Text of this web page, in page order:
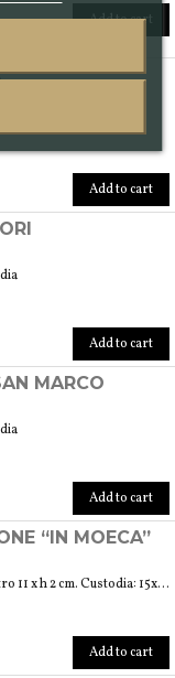
Add to cart
Add to cart
Add to cart
MARCO
Add to cart
“IN MOECA”
fermacarte in vetro: diametro 11 x h 2 cm. Custodia: 15x15x4 cm
Add to cart